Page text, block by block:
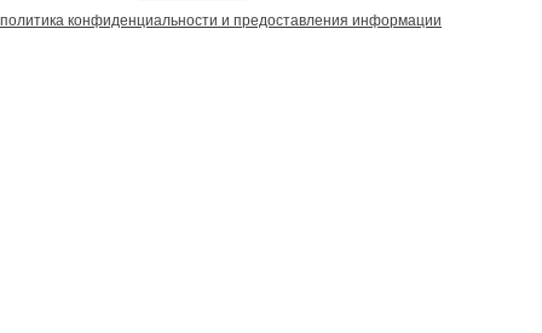
политика конфиденциальности и предоставления информации